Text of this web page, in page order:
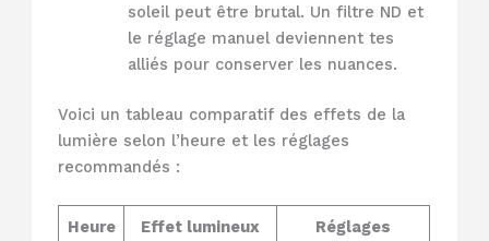
soleil peut être brutal. Un filtre ND et
le réglage manuel deviennent tes
alliés pour conserver les nuances.
Voici un tableau comparatif des effets de la
lumière selon l’heure et les réglages
recommandés :
Heure
Effet lumineux
Réglages